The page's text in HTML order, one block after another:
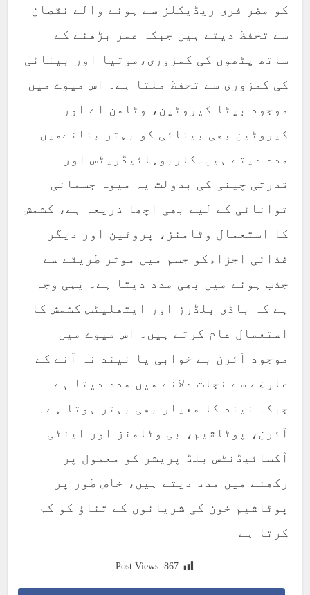
کو مضر فری ریڈیکلز سے ہونے والے نقصان
سے تحفظ دیتے ہیں جبکہ عمر بڑھنے کے
ساتھ پٹھوں کی کمزوری،موتیا اور بینائی
کی کمزوری سے تحفظ ملتا ہے۔ اس میوے میں
موجود بیٹا کیروٹین، وٹامن اے اور
کیروٹین بھی بینائی کو بہتر بنانےمیں
مدد دیتے ہیں۔کاربوہائیڈریٹس اور
قدرتی چینی کی بدولت یہ میوہ جسمانی
توانائی کے لیے بھی اچھا ذریعہ ہے، کشمش
کا استعمال وٹامنز، پروٹین اور دیگر
غذائی اجزاءکو جسم میں موثر طریقے سے
جذب ہونے میں بھی مدد دیتا ہے۔ یہی وجہ
ہے کہ باڈی بلڈرز اور ایتھلیٹس کشمش کا
استعمال عام کرتے ہیں۔ اس میوے میں
موجود آئرن بے خوابی یا نیند نہ آنے کے
عارضے سے نجات دلانے میں مدد دیتا ہے
جبکہ نیند کا معیار بھی بہتر ہوتا ہے۔
آئرن، پوٹاشیم، بی وٹامنز اور اینٹی
آکسائیڈنٹس بلڈ پریشر کو معمول پر
رکھنے میں مدد دیتے ہیں، خاص طور پر
پوٹاشیم خون کی شریانوں کے تناؤ کو کم
کرتا ہے
Post Views: 867